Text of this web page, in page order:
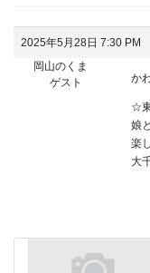
2025年5月28日 7:30 PM
岡山のくま
ゲスト
か
☆
娘
楽
大